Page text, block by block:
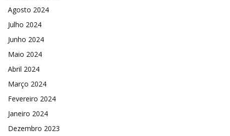
Agosto 2024
Julho 2024
Junho 2024
Maio 2024
Abril 2024
Março 2024
Fevereiro 2024
Janeiro 2024
Dezembro 2023